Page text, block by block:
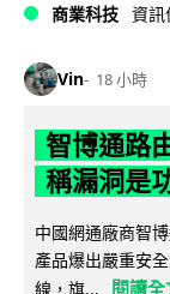
商業科技 資訊
Vin 18 小時
智博通路
稱漏洞是
中國網通廠商智
產品爆出嚴重安
線，旗...
閱讀全